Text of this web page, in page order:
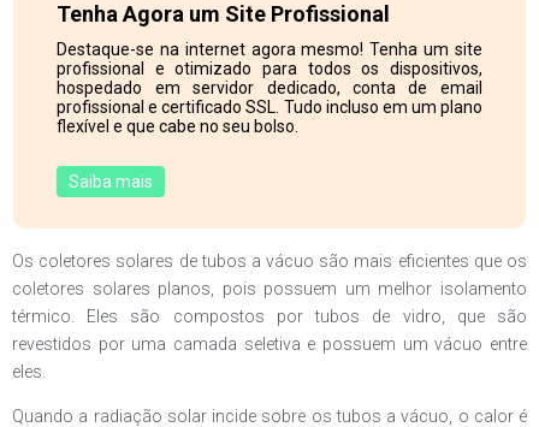
Tenha Agora um Site Profissional
Destaque-se na internet agora mesmo! Tenha um site
profissional e otimizado para todos os dispositivos,
hospedado em servidor dedicado, conta de email
profissional e certificado SSL. Tudo incluso em um plano
flexível e que cabe no seu bolso.
Saiba mais
Os coletores solares de tubos a vácuo são mais eficientes que os
coletores solares planos, pois possuem um melhor isolamento
térmico. Eles são compostos por tubos de vidro, que são
revestidos por uma camada seletiva e possuem um vácuo entre
eles.
Quando a radiação solar incide sobre os tubos a vácuo, o calor é